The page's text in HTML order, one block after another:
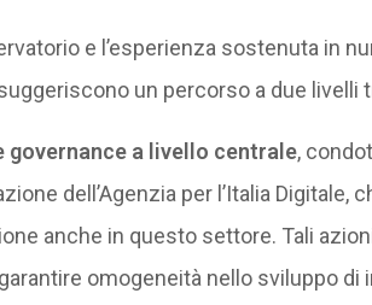
e l’esperienza sostenuta in
un percorso a due livelli
a livello centrale,
dell’Agenzia per l’Italia Digitale,
anche in questo settore. Tali
omogeneità nello sviluppo di